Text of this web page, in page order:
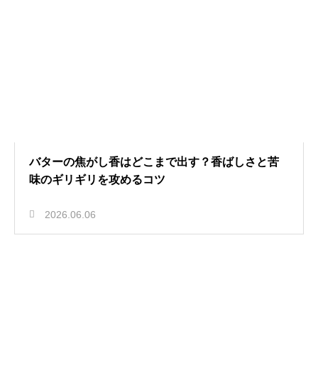
バターの焦がし香はどこまで出す？香ばしさと苦
味のギリギリを攻めるコツ
2026.06.06